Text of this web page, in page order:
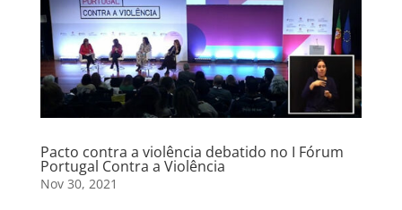
Pacto contra a violência debatido no I Fórum
Portugal Contra a Violência
Nov 30, 2021